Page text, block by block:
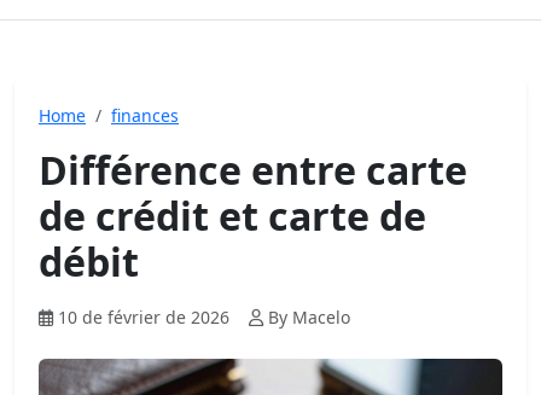
Home finances
Différence entre carte
de crédit et carte de
débit
10 de février de 2026 By Macelo